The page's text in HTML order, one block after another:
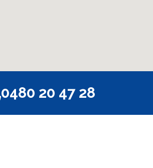
0480 20 47 28